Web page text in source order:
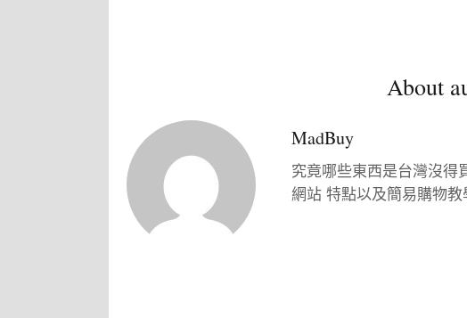
About
MadBuy
究竟哪些東西是台灣沒得
網站 特點以及簡易購物教